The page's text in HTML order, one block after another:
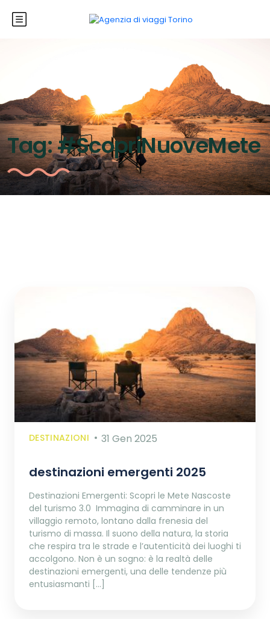
Tag:#ScopriNuoveMete
DESTINAZIONI 31 Gen 2025
destinazioni emergenti 2025
Destinazioni Emergenti: Scopri le Mete Nascoste
del turismo 3.0 Immagina di camminare in un
villaggio remoto, lontano dalla frenesia del
turismo di massa. Il suono della natura, la storia
che respira tra le strade e l’autenticità dei luoghi ti
accolgono. Non è un sogno: è la realtà delle
destinazioni emergenti, una delle tendenze più
entusiasmanti […]